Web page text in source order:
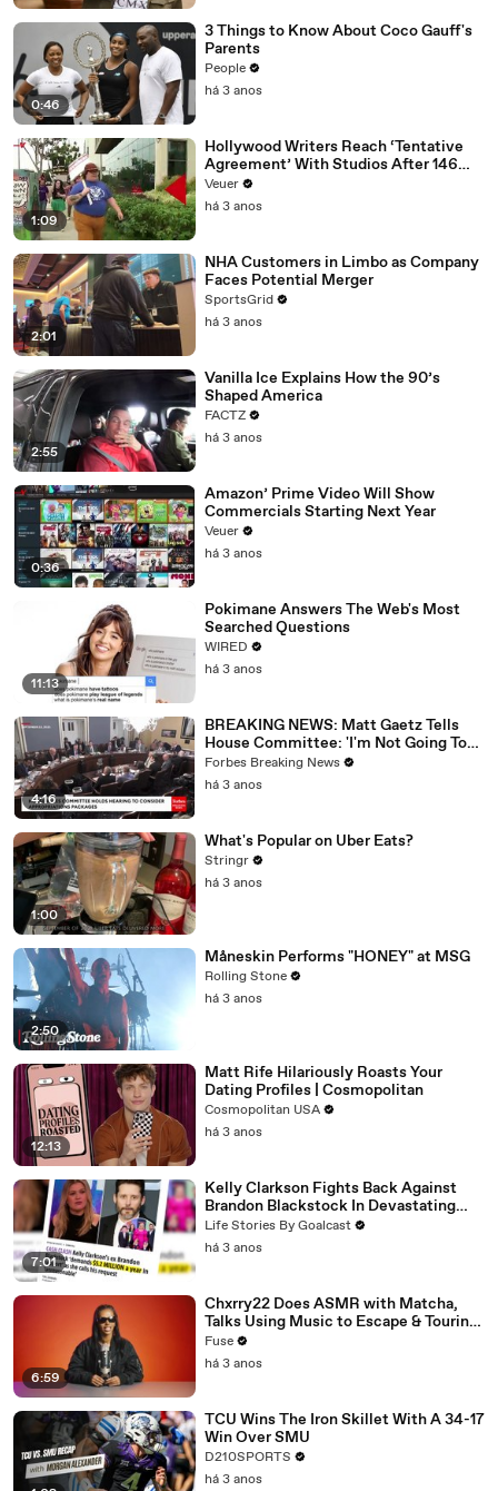
0:46
3 Things to Know About Coco Gauff's
Parents
People
há 3 anos
1:09
Hollywood Writers Reach ‘Tentative
Agreement’ With Studios After 146
Day Strike
Veuer
há 3 anos
2:01
NHA Customers in Limbo as Company
Faces Potential Merger
SportsGrid
há 3 anos
2:55
Vanilla Ice Explains How the 90’s
Shaped America
FACTZ
há 3 anos
0:36
Amazon’ Prime Video Will Show
Commercials Starting Next Year
Veuer
há 3 anos
11:13
Pokimane Answers The Web's Most
Searched Questions
WIRED
há 3 anos
4:16
BREAKING NEWS: Matt Gaetz Tells
House Committee: 'I'm Not Going To
Vote For A Continuing Resolution'
Forbes Breaking News
há 3 anos
1:00
What's Popular on Uber Eats?
Stringr
há 3 anos
2:50
Måneskin Performs "HONEY" at MSG
Rolling Stone
há 3 anos
12:13
Matt Rife Hilariously Roasts Your
Dating Profiles | Cosmopolitan
Cosmopolitan USA
há 3 anos
7:01
Kelly Clarkson Fights Back Against
Brandon Blackstock In Devastating
Divorce Battle
Life Stories By Goalcast
há 3 anos
6:59
Chxrry22 Does ASMR with Matcha,
Talks Using Music to Escape & Touring
with The Weeknd
Fuse
há 3 anos
TCU Wins The Iron Skillet With A 34-17
Win Over SMU
D210SPORTS
há 3 anos